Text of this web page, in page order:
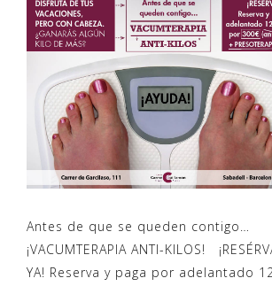
Antes de que se queden contigo…
¡VACUMTERAPIA ANTI-KILOS!
YA! Reserva y paga por adelantado